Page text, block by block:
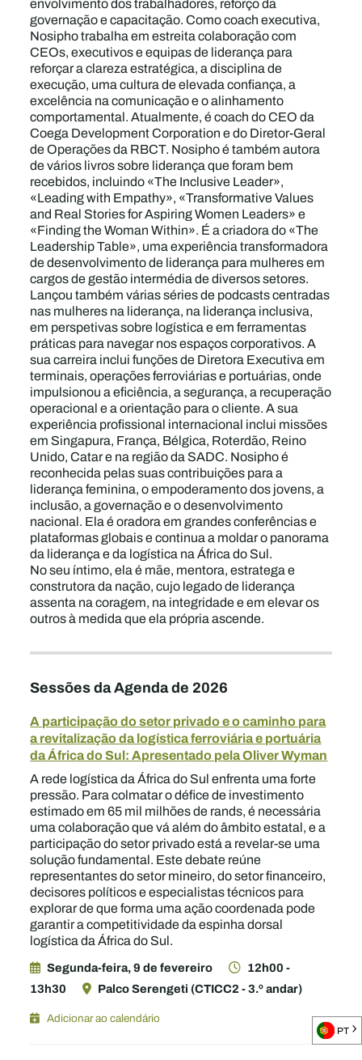
governação e capacitação. Como coach executiva,
Nosipho trabalha em estreita colaboração com
CEOs, executivos e equipas de liderança para
reforçar a clareza estratégica, a disciplina de
execução, uma cultura de elevada confiança, a
excelência na comunicação e o alinhamento
comportamental. Atualmente, é coach do CEO da
Coega Development Corporation e do Diretor-Geral
de Operações da RBCT. Nosipho é também autora
de vários livros sobre liderança que foram bem
recebidos, incluindo «The Inclusive Leader»,
«Leading with Empathy», «Transformative Values
and Real Stories for Aspiring Women Leaders» e
«Finding the Woman Within». É a criadora do «The
Leadership Table», uma experiência transformadora
de desenvolvimento de liderança para mulheres em
cargos de gestão intermédia de diversos setores.
Lançou também várias séries de podcasts centradas
nas mulheres na liderança, na liderança inclusiva,
em perspetivas sobre logística e em ferramentas
práticas para navegar nos espaços corporativos. A
sua carreira inclui funções de Diretora Executiva em
terminais, operações ferroviárias e portuárias, onde
impulsionou a eficiência, a segurança, a recuperação
operacional e a orientação para o cliente. A sua
experiência profissional internacional inclui missões
em Singapura, França, Bélgica, Roterdão, Reino
Unido, Catar e na região da SADC. Nosipho é
reconhecida pelas suas contribuições para a
liderança feminina, o empoderamento dos jovens, a
inclusão, a governação e o desenvolvimento
nacional. Ela é oradora em grandes conferências e
plataformas globais e continua a moldar o panorama
da liderança e da logística na África do Sul.
No seu íntimo, ela é mãe, mentora, estratega e
construtora da nação, cujo legado de liderança
assenta na coragem, na integridade e em elevar os
outros à medida que ela própria ascende.
Sessões da Agenda de 2026
A participação do setor privado e o caminho para
a revitalização da logística ferroviária e portuária
da África do Sul: Apresentado pela Oliver Wyman
A rede logística da África do Sul enfrenta uma forte
pressão. Para colmatar o défice de investimento
estimado em 65 mil milhões de rands, é necessária
uma colaboração que vá além do âmbito estatal, e a
participação do setor privado está a revelar-se uma
solução fundamental. Este debate reúne
representantes do setor mineiro, do setor financeiro,
decisores políticos e especialistas técnicos para
explorar de que forma uma ação coordenada pode
garantir a competitividade da espinha dorsal
logística da África do Sul.
Segunda-feira, 9 de fevereiro
12h00 -
13h30
Palco Serengeti (CTICC2 - 3.º andar)
Adicionar ao calendário
PT